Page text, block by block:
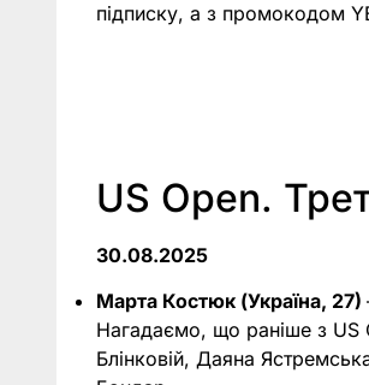
підписку, а з промокодом
US Open.
30.08.2025
Марта Костюк (Україна, 27)
Нагадаємо, що раніше з US
Блінковій, Даяна